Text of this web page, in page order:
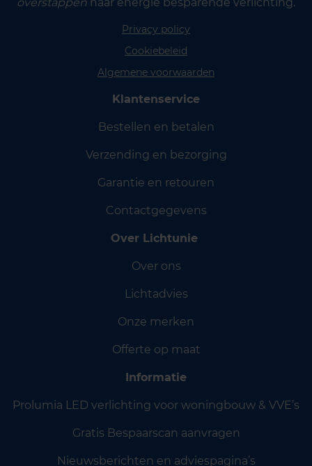
Privacy policy
Cookiebeleid
Algemene voorwaarden
Klantenservice
Bestellen en betalen
Verzending en bezorging
Garantie en retouren
Contactgegevens
Over Lichtunie
Over ons
Lichtadvies
Onze merken
Offerte op maat
Informatie
Prolumia LED verlichting voor woningbouw & VVE’s
Gratis Bespaarscan aanvragen
Nieuwsberichten en adviespagina’s